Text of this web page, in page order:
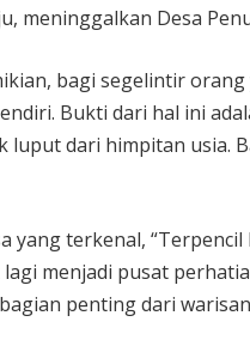
meninggalkan Desa
bagi segelintir
Bukti dari hal ini
luput dari himpitan usia.
yang terkenal,
menjadi pusat
penting dari